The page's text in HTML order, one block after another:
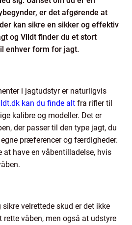
er det afgørende at
kan sikre en sikker og effektiv
og Vildt finder du et stort
enhver form for jagt.
i jagtudstyr er naturligvis
kan du finde alt fra rifler til
kalibre og modeller. Det er
der passer til den type jagt, du
præferencer og færdigheder.
at have en våbentilladelse, hvis
velrettede skud er det ikke
våben, men også at udstyre